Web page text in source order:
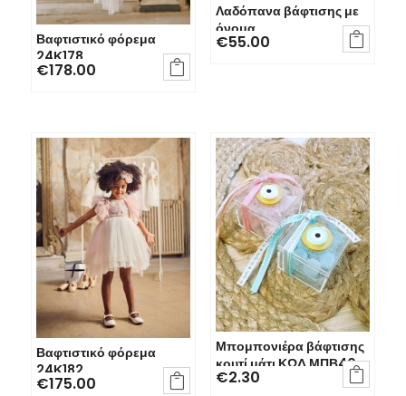
Βαφτιστικό φόρεμα
24Κ178
€178.00 
Λαδόπανα βάφτισης με
όνομα
€55.00 
Βαφτιστικό φόρεμα
24Κ182
€175.00 
Μπομπονιέρα βάφτισης
κουτί μάτι ΚΩΔ ΜΠΒ40
€2.30 